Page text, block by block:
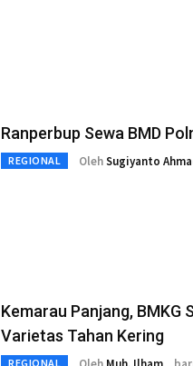
Ranperbup Sewa BMD
REGIONAL OlehSugiyanto
Kemarau Panjang, BMKG
Varietas Tahan Kering
REGIONAL